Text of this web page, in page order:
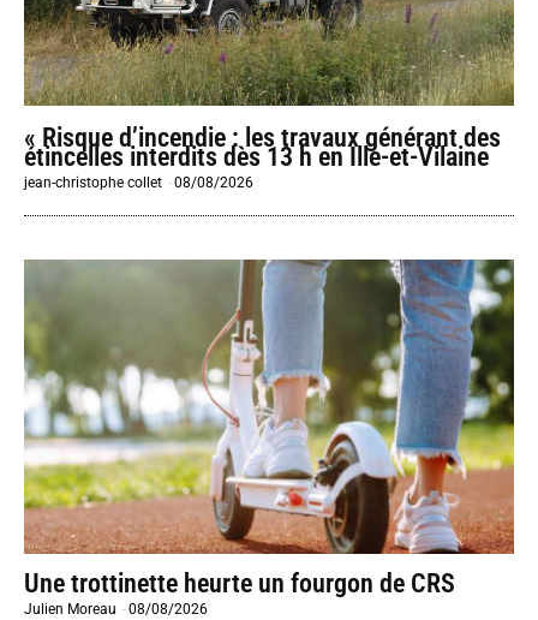
« Risque d’incendie : les travaux générant des
étincelles interdits dès 13 h en Ille-et-Vilaine
jean-christophe collet -08/08/2026
Une trottinette heurte un fourgon de CRS
Julien Moreau -08/08/2026